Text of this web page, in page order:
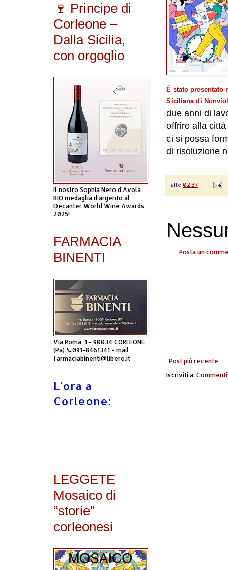
È stato presentato
Siciliana di
due anni di
offrire alla
ci si possa
di risoluzione
alle 02:37
Posta un
Post più recente
Iscriviti a:
🍷 Principe di
Corleone –
Dalla Sicilia,
con orgoglio
Il nostro Sophia Nero d’Avola
BIO medaglia d’argento al
Decanter World Wine Awards
2025!
FARMACIA
BINENTI
Via Roma, 1 - 90034 CORLEONE
(Pa) 📞091-8461341 - mail
farmaciabinenti@libero.it
L'ora a
Corleone:
LEGGETE
Mosaico di
“storie”
corleonesi